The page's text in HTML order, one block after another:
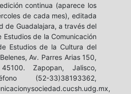
continua (aparece los
de cada mes), editada
de Guadalajara, a través del
Estudios de la Comunicación
Estudios de la Cultura del
Av. Parres Arias 150,
Zapopan, Jalisco,
(52-33)38193362,